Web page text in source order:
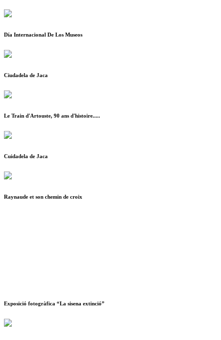
Día Internacional De Los Museos
Ciudadela de Jaca
Le Train d'Artouste, 90 ans d'histoire.....
Cuidadela de Jaca
Raynaude et son chemin de croix
Exposició fotogràfica “La sisena extinció”